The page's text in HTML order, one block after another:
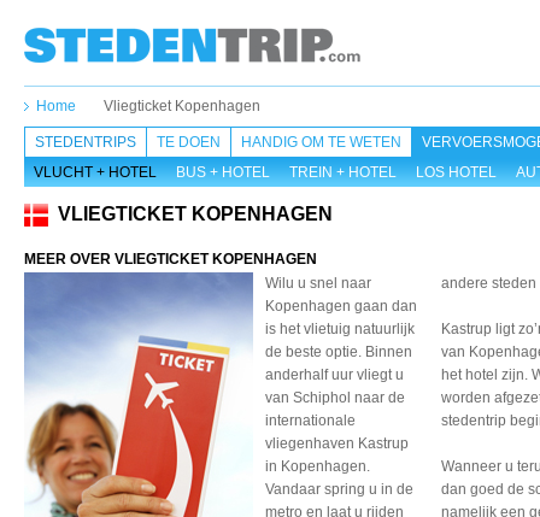
Home Vliegticket Kopenhagen
STEDENTRIPS TE DOEN HANDIG OM TE WETEN
VLUCHT + HOTEL
BUS + HOTEL TREIN + HOTEL LOS HOTEL
VLIEGTICKET KOPENHAGEN
MEER OVER VLIEGTICKET KOPENHAGEN
Wilu u snel naar
Kopenhagen gaan dan
is het vlietuig natuurlijk
de beste optie. Binnen
anderhalf uur vliegt u
van Schiphol naar de
internationale
vliegenhaven Kastrup
in Kopenhagen.
Vandaar spring u in de
metro en laat u rijden
andere
Kastrup ligt
van
het hotel zijn.
worden
stedentrip
Wanneer u
dan goed de
namelijk een